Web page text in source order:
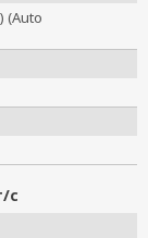
(Auto
с